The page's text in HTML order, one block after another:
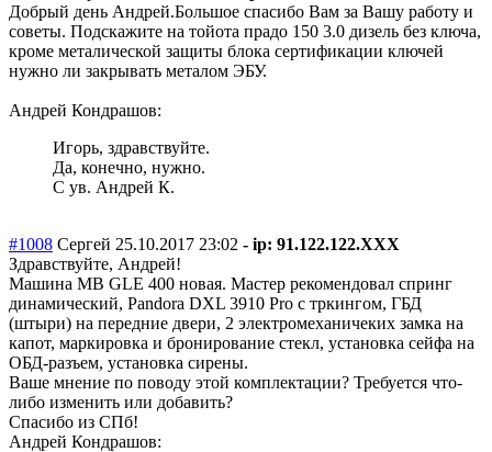
Добрый день Андрей.Большое спасибо Вам за Вашу работу и
советы. Подскажите на тойота прадо 150 3.0 дизель без ключа,
кроме металической защиты блока сертификации ключей
нужно ли закрывать металом ЭБУ.
Андрей Кондрашов:
Игорь, здравствуйте.
Да, конечно, нужно.
С ув. Андрей К.
#1008 Сергей 25.10.2017 23:02 - ip: 91.122.122.XXX
Здравствуйте, Андрей!
Машина MB GLE 400 новая. Мастер рекомендовал спринг
динамический, Pandora DXL 3910 Pro с тркингом, ГБД
(штыри) на передние двери, 2 электромеханичеких замка на
капот, маркировка и бронирование стекл, установка сейфа на
ОБД-разъем, установка сирены.
Ваше мнение по поводу этой комплектации? Требуется что-
либо изменить или добавить?
Спасибо из СПб!
Андрей Кондрашов: